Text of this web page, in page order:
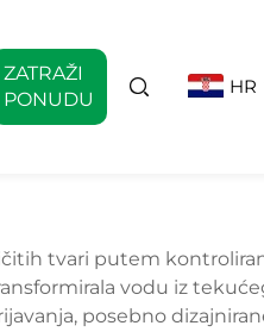
ZATRAŽI
PONUDU
HR
tvari putem
vodu iz
posebno